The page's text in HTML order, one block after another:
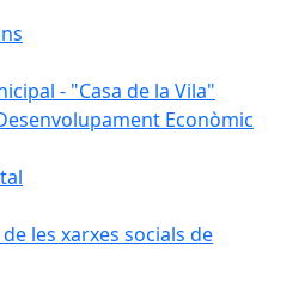
- "Casa de la Vila"
Econòmic
les xarxes socials de